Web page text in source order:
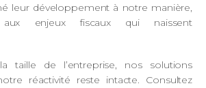
leur développement à notre manière,
enjeux fiscaux qui naissent
taille de l’entreprise, nos solutions
réactivité reste intacte. Consultez